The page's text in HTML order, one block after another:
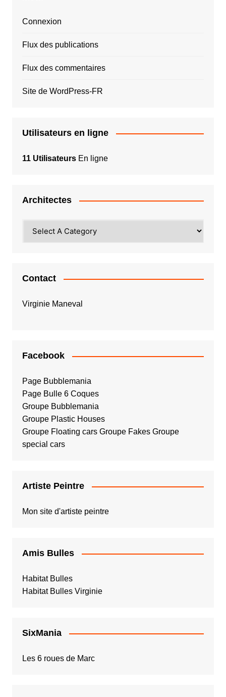
Connexion
Flux des publications
Flux des commentaires
Site de WordPress-FR
Utilisateurs en ligne
11 UtilisateursEn ligne
Architectes
Contact
Virginie Maneval
Facebook
Page Bubblemania
Page Bulle 6 Coques
Groupe Bubblemania
Groupe Plastic Houses
Groupe Floating cars Groupe Fakes Groupe
special cars
Artiste Peintre
Mon site d'artiste peintre
Amis Bulles
Habitat Bulles
Habitat Bulles Virginie
SixMania
Les 6 roues de Marc